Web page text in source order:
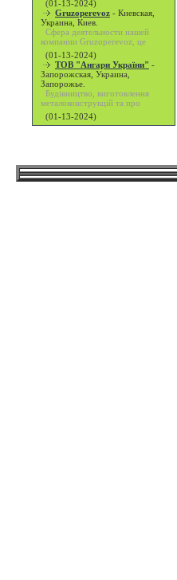
(01-13-2024)
Gruzoperevoz - Киевская,
Украина, Киев.
Сфера деятельности нашей
компании Gruzoperevoz, це
(01-13-2024)
ТОВ "Ангари України" -
Запорожская, Украина,
Запорожье.
Будівництво, виготовлення
металоконструкцій та про
(01-13-2024)